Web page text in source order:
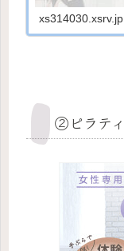
xs314030.xsrv.jp
②ピラテ